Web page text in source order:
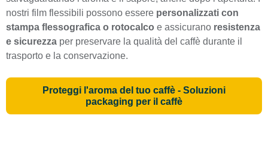
nostri film flessibili possono essere personalizzati con
stampa flessografica o rotocalco e assicurano resistenza
e sicurezza per preservare la qualità del caffè durante il
trasporto e la conservazione.
Proteggi l'aroma del tuo caffè - Soluzioni
packaging per il caffè